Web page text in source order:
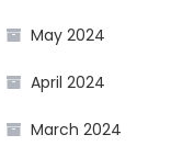
May 2024
April 2024
March 2024